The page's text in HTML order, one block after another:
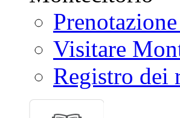
Visitare
Registro dei